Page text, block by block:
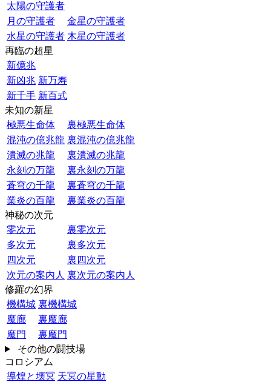
太陽の守護者
月の守護者
金星の守護者
水星の守護者 木星の守護者
再臨の超星
新億兆
新凶兆 新万寿
新千手 新百式
未知の新星
極悪生命体
裏極悪生命体
混沌の億兆龍 裏混沌の億兆龍
潰滅の兆龍
裏潰滅の兆龍
永刻の万龍
裏永刻の万龍
蒼穹の千龍
裏蒼穹の千龍
業炎の百龍
裏業炎の百龍
神秘の次元
零次元
裏零次元
多次元
裏多次元
四次元
裏四次元
次元の案内人 裏次元の案内人
修羅の幻界
機構城 裏機構城
魔廊
裏魔廊
魔門
裏魔門
その他の闘技場
コロシアム
導煌と壊冥 天冥の星動